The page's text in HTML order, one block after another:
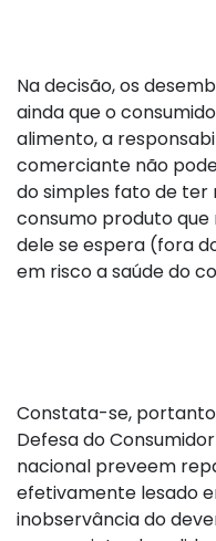
Na decisão, os
ainda que o
alimento, a
comerciante não
do simples fato de
consumo produto
dele se espera (fora
em risco a saúde do
Constata-se,
Defesa do
nacional preveem
efetivamente lesado
inobservância do